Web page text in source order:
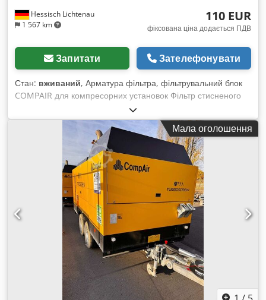
Hessisch Lichtenau
1 567 km
110 EUR
фіксована ціна додається ПДВ
Запитати Зателефонувати
Стан: вживаний, Арматура фільтра, фільтрувальний блок
COMPAIR для компресорних установок Фільтр стисненого
повітря Dwodshalvdjpfx Ai Iea Тип: CF 0087B ZP Заводський
номер: 3363006 / 05 / 005 Робочий тиск: макс. 16 бар
Різьбове з'єднання: G 1 1/2" Пропускна здатність:
приблизно 8,5 м³/хв Номер фільтрувального елемента: CE
0087B - Корпус фільтра з алюмінію Вага: 5 кг Розміри (Д x Ш
x В): 125 x 110 x 420 мм Гарний стан
Мала оголошення